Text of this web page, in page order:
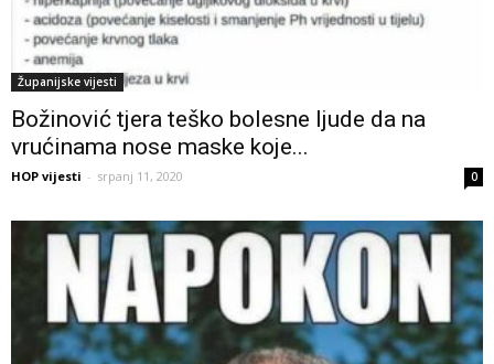
Županijske vijesti
Božinović tjera teško bolesne ljude da na
vrućinama nose maske koje...
HOP vijesti - srpanj 11, 2020 0